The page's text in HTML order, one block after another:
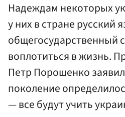
Надеждам некоторых
у них в стране русский
общегосударственный
воплотиться в жизнь.
Петр Порошенко
поколение
— все будут учить